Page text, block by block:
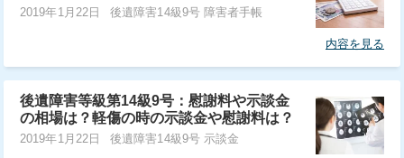
2019年1月22日 後遺障害14級9号 障害者手帳
内容を見る
後遺障害等級第14級9号：慰謝料や示談金
の相場は？軽傷の時の示談金や慰謝料は？
2019年1月22日 後遺障害14級9号 示談金